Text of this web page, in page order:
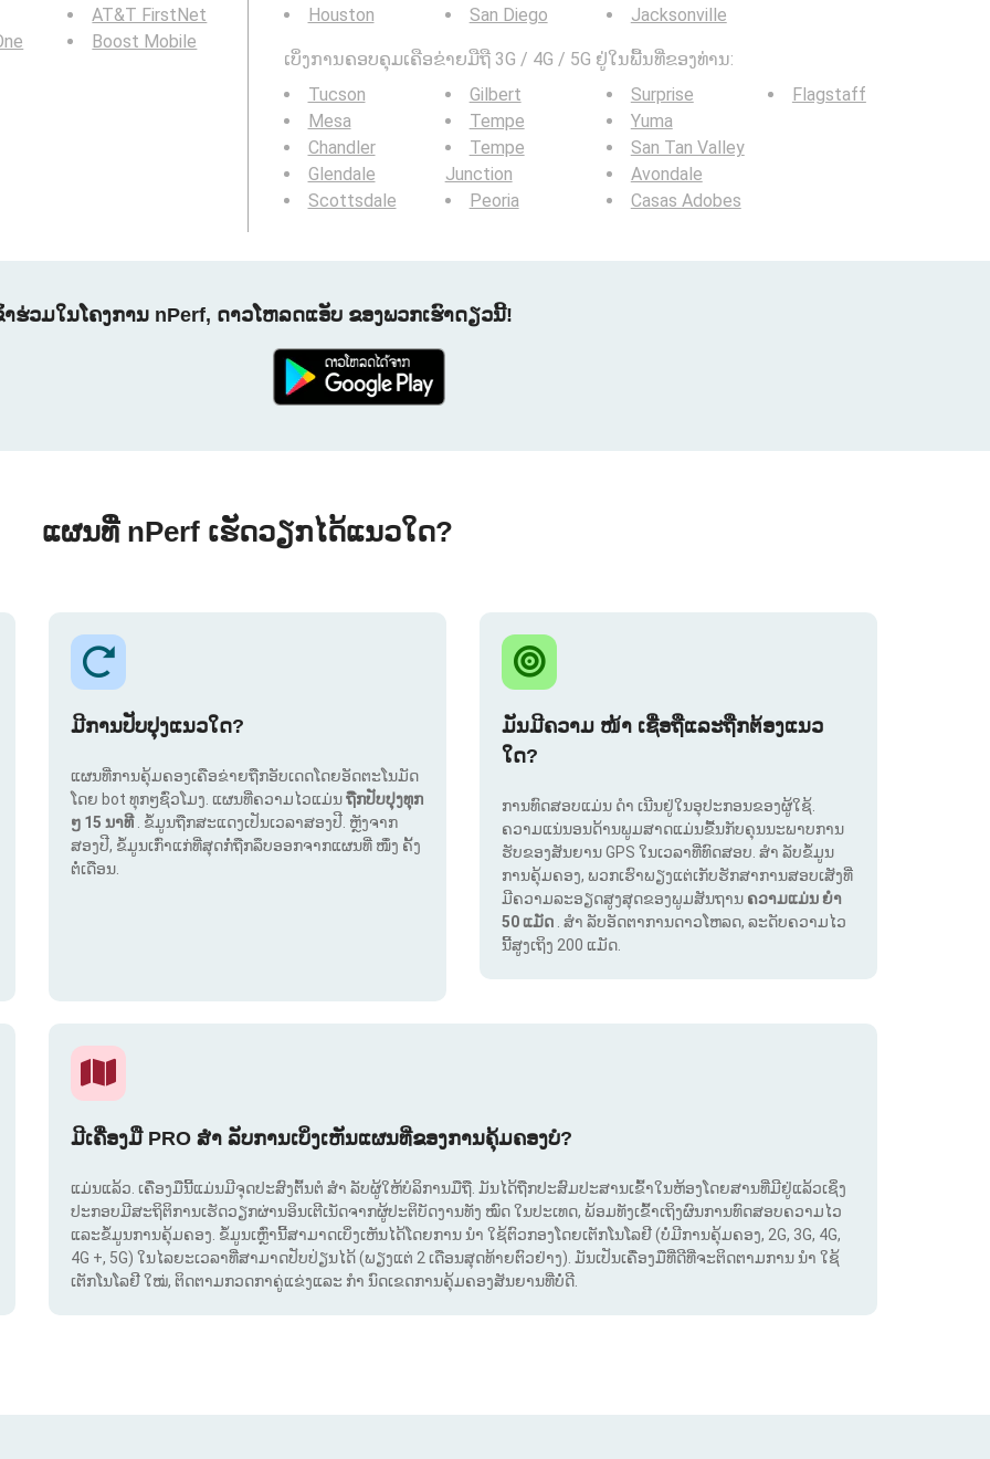
AT&T FirstNet
Boost Mobile
Houston
San Diego
Jacksonville
ເບິ່ງການຄອບຄຸມເຄືອຂ່າຍມືຖື 3G / 4G / 5G ຢູ່ໃນພື້ນທີ່ຂອງທ່ານ:
Tucson
Mesa
Chandler
Glendale
Scottsdale
Gilbert
Tempe
Tempe
Junction
Peoria
Surprise
Yuma
San Tan Valley
Avondale
Casas Adobes
Flagstaff
າຮ່ວມໃນໂຄງການ nPerf, ດາວໂຫລດແອັບ ຂອງພວກເຮົາດຽວນີ້!
ແຜນທີ່ nPerf ເຮັດວຽກໄດ້ແນວໃດ?
ມີການປັບປຸງແນວໃດ?
ແຜນທີ່ການຄຸ້ມຄອງເຄືອຂ່າຍຖືກອັບເດດໂດຍອັດຕະໂນມັດ
ໂດຍ bot ທຸກໆຊົ່ວໂມງ. ແຜນທີ່ຄວາມໄວແມ່ນຖືກປັບປຸງທຸກ
ໆ 15 ນາທີ . ຂໍ້ມູນຖືກສະແດງເປັນເວລາສອງປີ. ຫຼັງຈາກ
ສອງປີ, ຂໍ້ມູນເກົ່າແກ່ທີ່ສຸດກໍ່ຖືກລຶບອອກຈາກແຜນທີ່ ໜຶ່ງ ຄັ້ງ
ຕໍ່ເດືອນ.
ມັນມີຄວາມ ໜ້າ ເຊື່ອຖືແລະຖືກຕ້ອງແນວ
ໃດ?
ການທົດສອບແມ່ນ ດຳ ເນີນຢູ່ໃນອຸປະກອນຂອງຜູ້ໃຊ້.
ຄວາມແນ່ນອນດ້ານພູມສາດແມ່ນຂື້ນກັບຄຸນນະພາບການ
ຮັບຂອງສັນຍານ GPS ໃນເວລາທີ່ທົດສອບ. ສຳ ລັບຂໍ້ມູນ
ການຄຸ້ມຄອງ, ພວກເຮົາພຽງແຕ່ເກັບຮັກສາການສອບເສັງທີ່
ມີຄວາມລະອຽດສູງສຸດຂອງພູມສັນຖານ ຄວາມແມ່ນ ຍຳ
50 ແມັດ . ສຳ ລັບອັດຕາການດາວໂຫລດ, ລະດັບຄວາມໄວ
ນີ້ສູງເຖິງ 200 ແມັດ.
ມີເຄື່ອງມື PRO ສຳ ລັບການເບິ່ງເຫັນແຜນທີ່ຂອງການຄຸ້ມຄອງບໍ?
ແມ່ນແລ້ວ. ເຄື່ອງມືນີ້ແມ່ນມີຈຸດປະສົງຕົ້ນຕໍ ສຳ ລັບຜູ້ໃຫ້ບໍລິການມືຖື. ມັນໄດ້ຖືກປະສົມປະສານເຂົ້າໃນຫ້ອງໂດຍສານທີ່ມີຢູ່ແລ້ວເຊິ່ງ
ປະກອບມີສະຖິຕິການເຮັດວຽກຜ່ານອິນເຕີເນັດຈາກຜູ້ປະຕິບັດງານທັງ ໝົດ ໃນປະເທດ, ພ້ອມທັງເຂົ້າເຖິງຜົນການທົດສອບຄວາມໄວ
ແລະຂໍ້ມູນການຄຸ້ມຄອງ. ຂໍ້ມູນເຫຼົ່ານີ້ສາມາດເບິ່ງເຫັນໄດ້ໂດຍການ ນຳ ໃຊ້ຕົວກອງໂດຍເຕັກໂນໂລຢີ (ບໍ່ມີການຄຸ້ມຄອງ, 2G, 3G, 4G,
4G +, 5G) ໃນໄລຍະເວລາທີ່ສາມາດປັບປ່ຽນໄດ້ (ພຽງແຕ່ 2 ເດືອນສຸດທ້າຍຕົວຢ່າງ). ມັນເປັນເຄື່ອງມືທີ່ດີທີ່ຈະຕິດຕາມການ ນຳ ໃຊ້
ເຕັກໂນໂລຢີ ໃໝ່, ຕິດຕາມກວດກາຄູ່ແຂ່ງແລະ ກຳ ນົດເຂດການຄຸ້ມຄອງສັນຍານທີ່ບໍ່ດີ.